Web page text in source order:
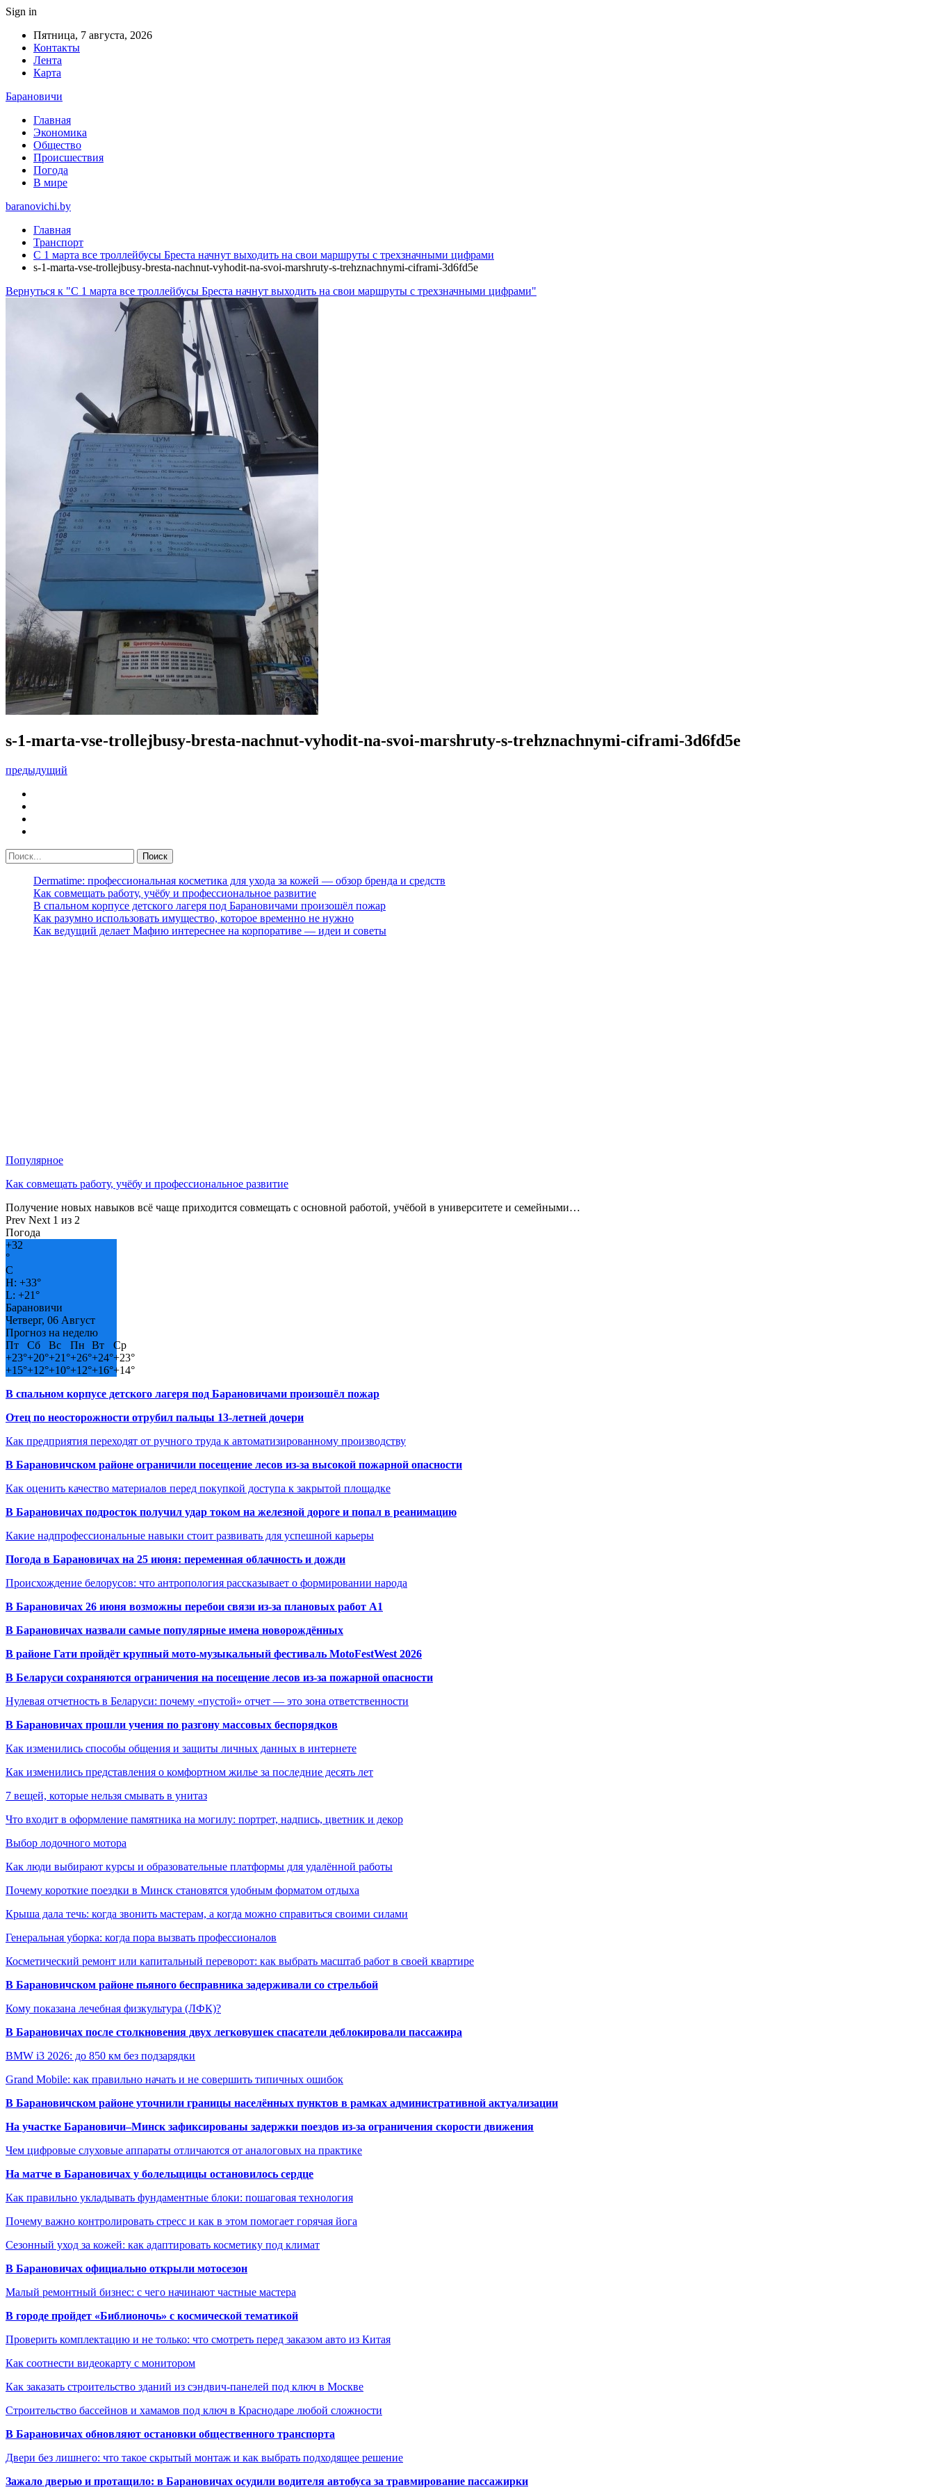
Sign in
Пятница, 7 августа, 2026
Контакты
Лента
Карта
Барановичи
Главная
Экономика
Общество
Происшествия
Погода
В мире
baranovichi.by
Главная
Транспорт
С 1 марта все троллейбусы Бреста начнут выходить на свои маршруты с трехзначными цифрами
s-1-marta-vse-trollejbusy-bresta-nachnut-vyhodit-na-svoi-marshruty-s-trehznachnymi-ciframi-3d6fd5e
Вернуться к "С 1 марта все троллейбусы Бреста начнут выходить на свои маршруты с трехзначными цифрами"
s-1-marta-vse-trollejbusy-bresta-nachnut-vyhodit-na-svoi-marshruty-s-trehznachnymi-ciframi-3d6fd5e
предыдущий
Dermatime: профессиональная косметика для ухода за кожей — обзор бренда и средств
Как совмещать работу, учёбу и профессиональное развитие
В спальном корпусе детского лагеря под Барановичами произошёл пожар
Как разумно использовать имущество, которое временно не нужно
Как ведущий делает Мафию интереснее на корпоративе — идеи и советы
Популярное
Как совмещать работу, учёбу и профессиональное развитие
Получение новых навыков всё чаще приходится совмещать с основной работой, учёбой в университете и семейными…
Prev Next 1 из 2
Погода
+32
°
C
H: +33°
L: +21°
Барановичи
Четверг, 06 Август
Прогноз на неделю
Пт
Сб Вс Пн Вт
Ср
+23°+20°+21°+26°+24°+23°
+15°+12°+10°+12°+16°+14°
В спальном корпусе детского лагеря под Барановичами произошёл пожар
Отец по неосторожности отрубил пальцы 13-летней дочери
Как предприятия переходят от ручного труда к автоматизированному производству
В Барановичском районе ограничили посещение лесов из-за высокой пожарной опасности
Как оценить качество материалов перед покупкой доступа к закрытой площадке
В Барановичах подросток получил удар током на железной дороге и попал в реанимацию
Какие надпрофессиональные навыки стоит развивать для успешной карьеры
Погода в Барановичах на 25 июня: переменная облачность и дожди
Происхождение белорусов: что антропология рассказывает о формировании народа
В Барановичах 26 июня возможны перебои связи из-за плановых работ A1
В Барановичах назвали самые популярные имена новорождённых
В районе Гати пройдёт крупный мото-музыкальный фестиваль MotoFestWest 2026
В Беларуси сохраняются ограничения на посещение лесов из-за пожарной опасности
Нулевая отчетность в Беларуси: почему «пустой» отчет — это зона ответственности
В Барановичах прошли учения по разгону массовых беспорядков
Как изменились способы общения и защиты личных данных в интернете
Как изменились представления о комфортном жилье за последние десять лет
7 вещей, которые нельзя смывать в унитаз
Что входит в оформление памятника на могилу: портрет, надпись, цветник и декор
Выбор лодочного мотора
Как люди выбирают курсы и образовательные платформы для удалённой работы
Почему короткие поездки в Минск становятся удобным форматом отдыха
Крыша дала течь: когда звонить мастерам, а когда можно справиться своими силами
Генеральная уборка: когда пора вызвать профессионалов
Косметический ремонт или капитальный переворот: как выбрать масштаб работ в своей квартире
В Барановичском районе пьяного бесправника задерживали со стрельбой
Кому показана лечебная физкультура (ЛФК)?
В Барановичах после столкновения двух легковушек спасатели деблокировали пассажира
BMW i3 2026: до 850 км без подзарядки
Grand Mobile: как правильно начать и не совершить типичных ошибок
В Барановичском районе уточнили границы населённых пунктов в рамках административной актуализации
На участке Барановичи–Минск зафиксированы задержки поездов из-за ограничения скорости движения
Чем цифровые слуховые аппараты отличаются от аналоговых на практике
На матче в Барановичах у болельщицы остановилось сердце
Как правильно укладывать фундаментные блоки: пошаговая технология
Почему важно контролировать стресс и как в этом помогает горячая йога
Сезонный уход за кожей: как адаптировать косметику под климат
В Барановичах официально открыли мотосезон
Малый ремонтный бизнес: с чего начинают частные мастера
В городе пройдет «Библионочь» с космической тематикой
Проверить комплектацию и не только: что смотреть перед заказом авто из Китая
Как соотнести видеокарту с монитором
Как заказать строительство зданий из сэндвич-панелей под ключ в Москве
Строительство бассейнов и хамамов под ключ в Краснодаре любой сложности
В Барановичах обновляют остановки общественного транспорта
Двери без лишнего: что такое скрытый монтаж и как выбрать подходящее решение
Зажало дверью и протащило: в Барановичах осудили водителя автобуса за травмирование пассажирки